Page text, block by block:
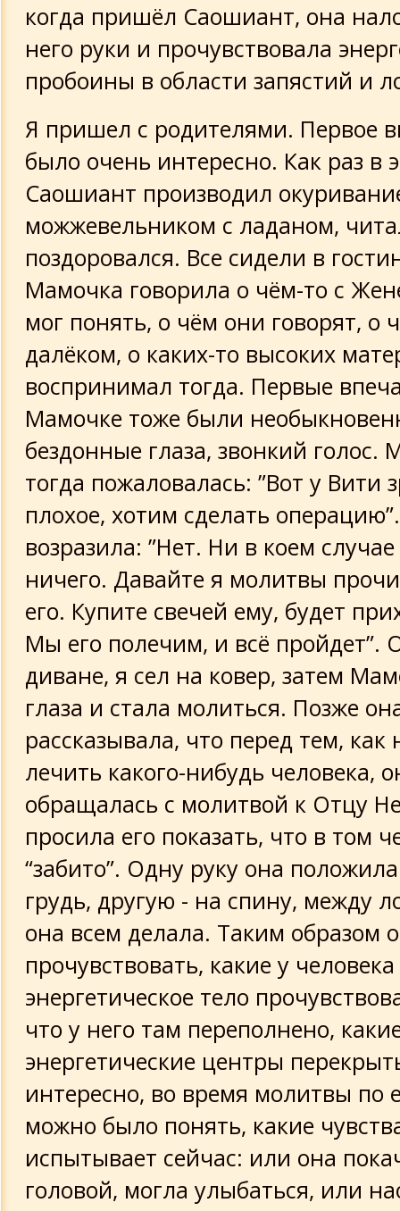
когда пришёл Саошиант, она
него руки и прочувствовала
пробоины в области запястий и
Я пришел с родителями. Первое
было очень интересно. Как раз в
Саошиант производил
можжевельником с ладаном,
поздоровался. Все сидели в
Мамочка говорила о чём-то с
мог понять, о чём они говорят, о
далёком, о каких-то высоких
воспринимал тогда. Первые
Мамочке тоже были
бездонные глаза, звонкий голос.
тогда пожаловалась: ”Вот у Вити
плохое, хотим сделать
возразила: ”Нет. Ни в коем
ничего. Давайте я молитвы
его. Купите свечей ему, будет
Мы его полечим, и всё пройдет”.
диване, я сел на ковер, затем
глаза и стала молиться. Позже
рассказывала, что перед тем, как
лечить какого-нибудь человека,
обращалась с молитвой к Отцу
просила его показать, что в том
“забито”. Одну руку она
грудь, другую - на спину, между
она всем делала. Таким образом
прочувствовать, какие у
энергетическое тело
что у него там переполнено,
энергетические центры
интересно, во время молитвы по
можно было понять, какие
испытывает сейчас: или она
головой, могла улыбаться, или